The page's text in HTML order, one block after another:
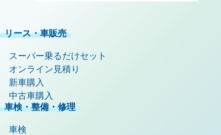
リース・車販売
スーパー乗るだけセット
オンライン見積り
新車購入
中古車購入
車検・整備・修理
車検